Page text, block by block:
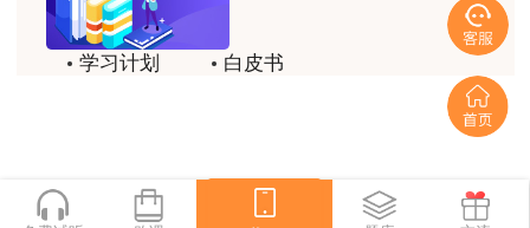
（2）装药和堵塞应使用木、竹制作的炮棍。
严禁使用金属棍棒装填。
粉尘爆炸危险等工作面的爆破，禁止采用火花起
用户s****02
喜欢达老师的讲课
用户s****02
学习计划
白皮书